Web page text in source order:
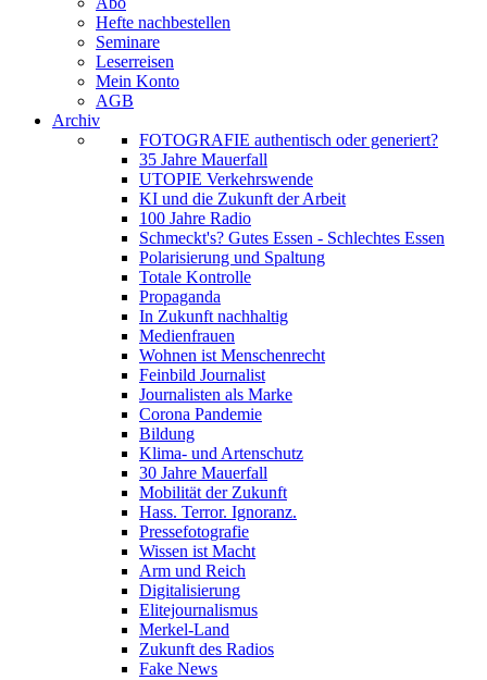
Hefte nachbestellen
Seminare
Leserreisen
Mein Konto
AGB
Archiv
FOTOGRAFIE authentisch oder generiert?
35 Jahre Mauerfall
UTOPIE Verkehrswende
KI und die Zukunft der Arbeit
100 Jahre Radio
Schmeckt's? Gutes Essen - Schlechtes Essen
Polarisierung und Spaltung
Totale Kontrolle
Propaganda
In Zukunft nachhaltig
Medienfrauen
Wohnen ist Menschenrecht
Feinbild Journalist
Journalisten als Marke
Corona Pandemie
Bildung
Klima- und Artenschutz
30 Jahre Mauerfall
Mobilität der Zukunft
Hass. Terror. Ignoranz.
Pressefotografie
Wissen ist Macht
Arm und Reich
Digitalisierung
Elitejournalismus
Merkel-Land
Zukunft des Radios
Fake News